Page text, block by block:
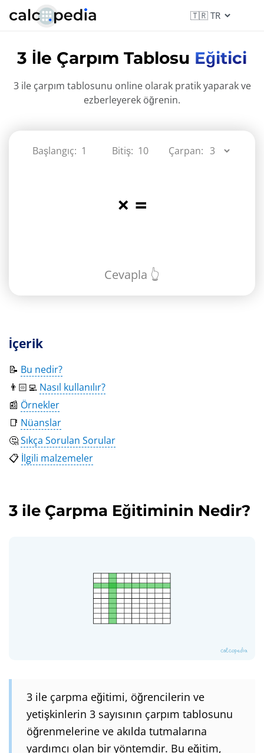
3 İle Çarpım Tablosu Eğitici
3 ile çarpım tablosunu online olarak pratik yaparak ve
ezberleyerek öğrenin.
Başlangıç: Bitiş: Çarpan:
× =
Cevapla 👆
İçerik
📝 Bu nedir?
👨🏻‍💻 Nasıl kullanılır?
📰 Örnekler
📑 Nüanslar
🤔Sıkça Sorulan Sorular
📋 İlgili malzemeler
3 ile Çarpma Eğitiminin Nedir?
3 ile çarpma eğitimi, öğrencilerin ve
yetişkinlerin 3 sayısının çarpım tablosunu
öğrenmelerine ve akılda tutmalarına
yardımcı olan bir yöntemdir. Bu eğitim,